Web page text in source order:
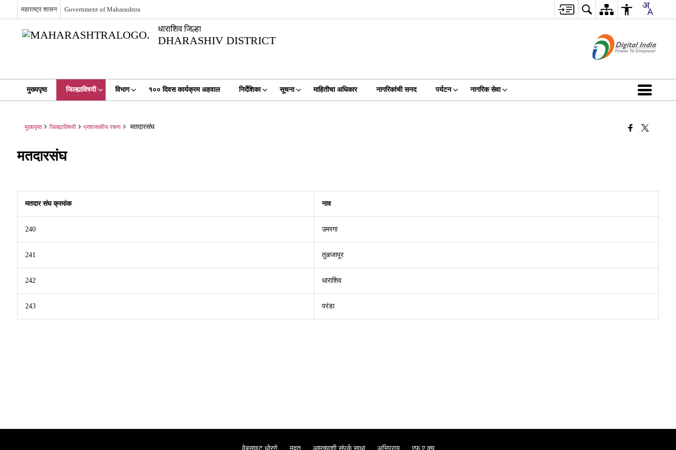
महाराष्ट्र शासन Government of Maharashtra
धाराशिव जिल्हा
DHARASHIV DISTRICT
मुख्यपृष्ठ जिल्ह्याविषयी विभाग १०० दिवस कार्यक्रम अहवाल निर्देशिका सूचना माहितीचा अधिकार नागरिकांची सनद पर्यटन नागरिक सेवा
मुख्यपृष्ठ जिल्ह्याविषयी प्रशासकीय रचना मतदारसंघ
मतदारसंघ
मतदार संघ क्रमांक नाव
240 उमरगा
241 तुळजापूर
242 धाराशिव
243 परंडा
वेबसाइट धोरणे मदत आमच्याशी संपर्क साधा अभिप्राय एफ.ए.क्यू